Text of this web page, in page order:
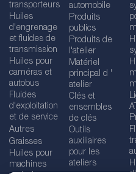
transporteurs
Huiles
d'engrenage
et fluides de
transmission
Huiles pour
caméras et
autobus
Fluides
d'exploitation
et de service
Autres
Graisses
Huiles pour
machines
automobile
Produits
publics
Produits de
l'atelier
Matériel
principal d '
atelier
Clés et
ensembles
de clés
Outils
auxiliaires
pour les
ateliers